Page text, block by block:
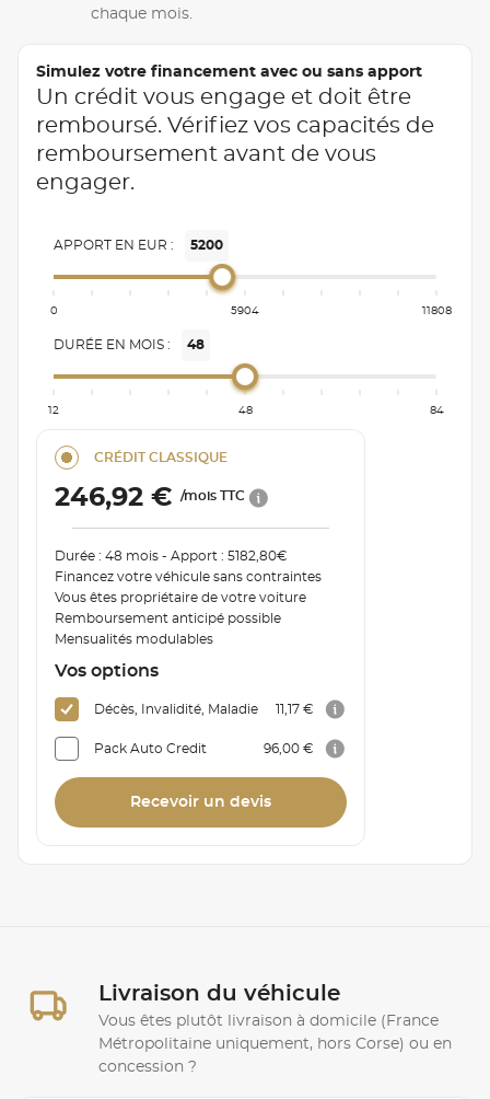
chaque mois.
Simulez votre financement avec ou sans apport
Un crédit vous engage et doit être
remboursé. Vérifiez vos capacités de
remboursement avant de vous
engager.
APPORT EN EUR : 5200
0 5904 11808
DURÉE EN MOIS : 48
12 48 84
CRÉDIT CLASSIQUE
246,92 €/mois TTC
Durée : 48 mois - Apport : 5182,80€
Financez votre véhicule sans contraintes
Vous êtes propriétaire de votre voiture
Remboursement anticipé possible
Mensualités modulables
Vos options
Décès, Invalidité, Maladie 11,17 €
Pack Auto Credit 96,00 €
Recevoir un devis
Livraison du véhicule
Vous êtes plutôt livraison à domicile (France
Métropolitaine uniquement, hors Corse) ou en
concession ?